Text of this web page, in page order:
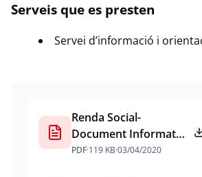
Serveis que es presten
Servei d’informació i
Renda Social-
Document Informatiu
per a la Ciutadania
PDF·119 KB·03/04/2020